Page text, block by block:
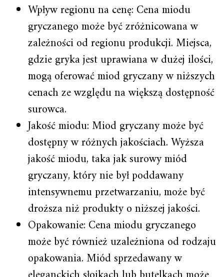
Wpływ regionu na cenę: Cena miodu
gryczanego może być zróżnicowana w
zależności od regionu produkcji. Miejsca,
gdzie gryka jest uprawiana w dużej ilości,
mogą oferować miod gryczany w niższych
cenach ze względu na większą dostępność
surowca.
Jakość miodu: Miod gryczany może być
dostępny w różnych jakościach. Wyższa
jakość miodu, taka jak surowy miód
gryczany, który nie był poddawany
intensywnemu przetwarzaniu, może być
droższa niż produkty o niższej jakości.
Opakowanie: Cena miodu gryczanego
może być również uzależniona od rodzaju
opakowania. Miód sprzedawany w